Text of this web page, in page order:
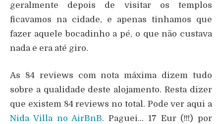
geralmente depois de visitar os templos
ficavamos na cidade, e apenas tinhamos que
fazer aquele bocadinho a pé, o que não custava
nada e era até giro.
As 84 reviews com nota máxima dizem tudo
sobre a qualidade deste alojamento. Resta dizer
que existem 84 reviews no total. Pode ver aqui a
Nida Villa no AirBnB. Paguei… 17 Eur (!!!) por